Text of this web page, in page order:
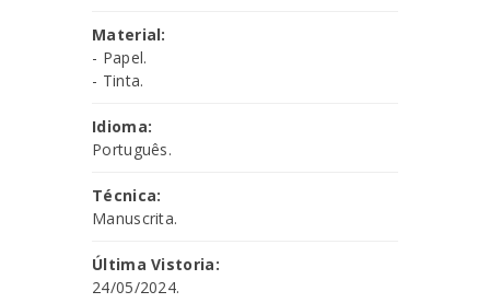
Material:
- Papel.
- Tinta.
Idioma:
Português.
Técnica:
Manuscrita.
Última Vistoria:
24/05/2024.